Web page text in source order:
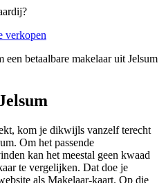
verkopen
betaalbare makelaar uit Jelsum
kom je dikwijls vanzelf terecht
Om het passende
kan het meestal geen kwaad
te vergelijken. Dat doe je
als Makelaar-kaart. Op die